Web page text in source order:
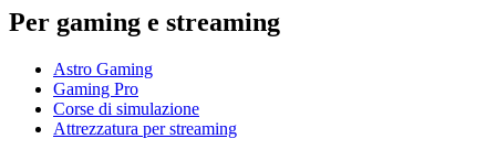
Per gaming e streaming
Astro Gaming
Gaming Pro
Corse di simulazione
Attrezzatura per streaming